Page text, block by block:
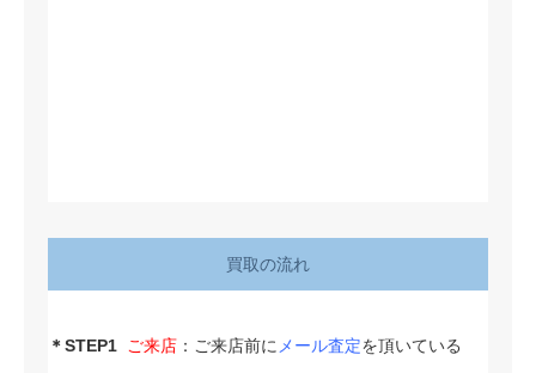
買取の流れ
＊STEP1 ご来店 ：ご来店前にメール査定を頂いている